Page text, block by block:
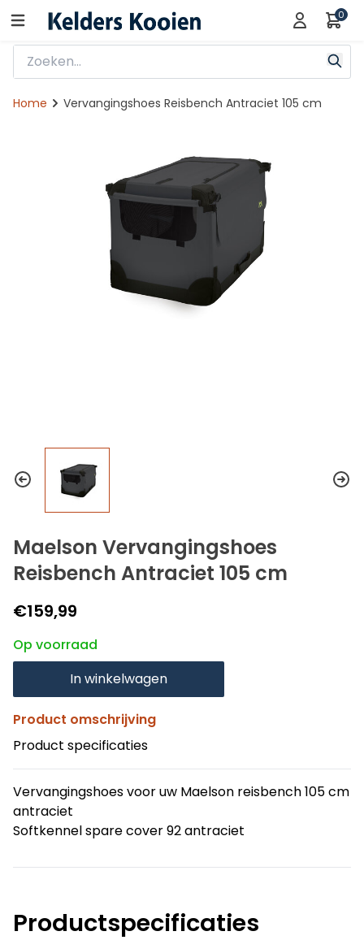
0
Home Vervangingshoes Reisbench Antraciet 105 cm
Maelson Vervangingshoes
Reisbench Antraciet 105 cm
€159,99
Op voorraad
In winkelwagen
Product omschrijving
Product specificaties
Vervangingshoes voor uw Maelson reisbench 105 cm
antraciet
Softkennel spare cover 92 antraciet
Productspecificaties